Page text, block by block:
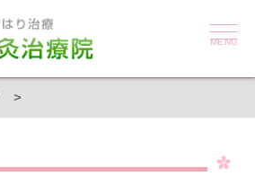
MENU